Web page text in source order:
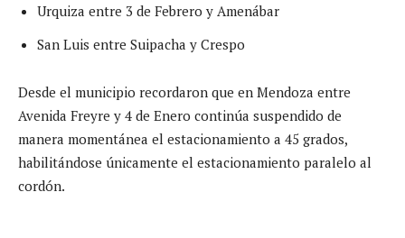
Urquiza entre 3 de Febrero y Amenábar
San Luis entre Suipacha y Crespo
Desde el municipio recordaron que en Mendoza entre
Avenida Freyre y 4 de Enero continúa suspendido de
manera momentánea el estacionamiento a 45 grados,
habilitándose únicamente el estacionamiento paralelo al
cordón.